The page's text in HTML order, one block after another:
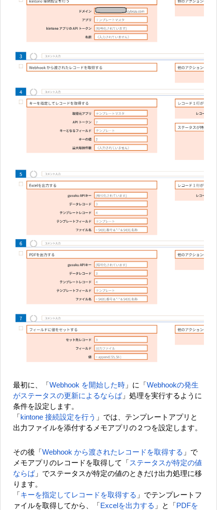
最初に、「 Webhook を開始した時 」に「 Webhookの発生
がステータスの更新によるならば」処理を実行するように
条件を設定します。
「 kintone 接続設定を行う 」では、テンプレートアプリと
出力ファイルを添付するメモアプリの２つを設定します。
その後「 Webhook から渡されたレコードを取得する 」で
メモアプリのレコードを取得して「 ステータスが特定の値
ならば」でステータスが特定の値のときだけ出力処理に移
ります。
「 キーを指定してレコードを取得する 」でテンプレートフ
ァイルを取得してから、「 Excelを出力する 」と「 PDFを